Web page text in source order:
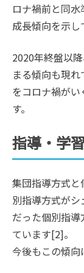
ロナ禍前と同
成長傾向を示
2020年終盤以
まる傾向も現
をコロナ禍が
す。
指導・学
集団指導方式
別指導方式が
だった個別指
ています[2]。
今後もこの傾向